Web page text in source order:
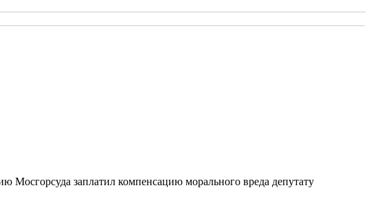
Мосгорсуда заплатил компенсацию морального вреда депутату